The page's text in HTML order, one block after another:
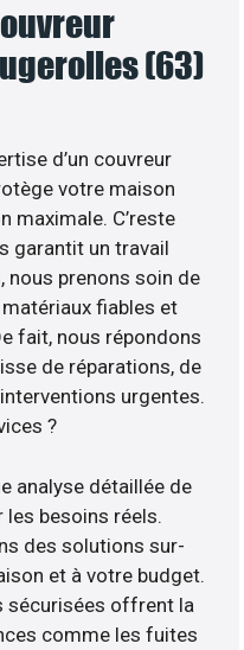
(63)
d’un couvreur
votre maison
maximale. C’reste
garantit un travail
nous prenons soin de
fiables et
fait, nous répondons
de réparations, de
urgentes.
?
analyse détaillée de
besoins réels.
des solutions sur-
et à votre budget.
sécurisées offrent la
comme les fuites